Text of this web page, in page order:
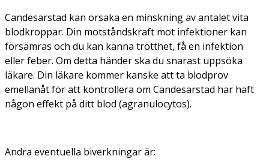
Candesarstad kan orsaka en minskning av antalet vita
blodkroppar. Din motståndskraft mot infektioner kan
försämras och du kan känna trötthet, få en infektion
eller feber. Om detta händer ska du snarast uppsöka
läkare. Din läkare kommer kanske att ta blodprov
emellanåt för att kontrollera om Candesarstad har haft
någon effekt på ditt blod (agranulocytos).
Andra eventuella biverkningar är: